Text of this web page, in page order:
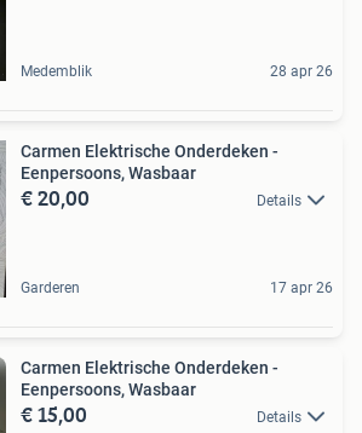
Medemblik 28 apr 26
Carmen Elektrische Onderdeken -
Eenpersoons, Wasbaar
€ 20,00 Details
Garderen 17 apr 26
Carmen Elektrische Onderdeken -
Eenpersoons, Wasbaar
€ 15,00 Details